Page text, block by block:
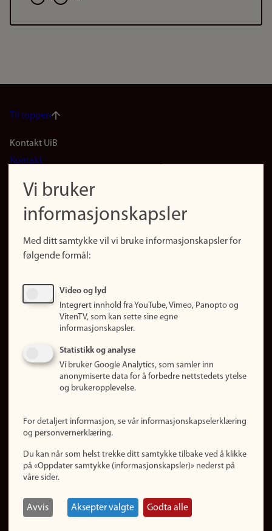
Til toppen
Footer
(no)
Kontakt UiB
Kontakt
Finn forsker
Presse
Finn studier
Ledige stillinger
Om nettstedet
Informasjonskapsler
Personvern
Logg inn
Rediger din ansattside
Vi bruker
informasjonskapsler
Med ditt samtykke vil vi bruke informasjonskapsler for
følgende formål:
Video og lyd
Integrert innhold fra YouTube, Vimeo, Panopto og
VitenTV, som kan sette sine egne
informasjonskapsler.
Statistikk og analyse
Vi bruker Google Analytics, som samler inn
anonymiserte data for å forbedre nettstedets ytelse
og brukeropplevelse.
For detaljert informasjon, se vår informasjonskapselerklæring
og personvernerklæring.
Du kan når som helst trekke ditt samtykke tilbake ved å klikke
på «Oppdater samtykke (informasjonskapsler)» nederst på
våre sider.
Avvis Aksepter valgte Godta alle